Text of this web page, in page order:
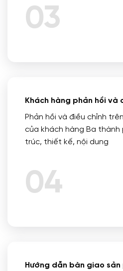
03
Khách hàng phản hồi và
Phản hồi và điều chỉnh
của khách hàng Ba thành
trúc, thiết kế, nội dung
04
Hướng dẫn bàn giao sản